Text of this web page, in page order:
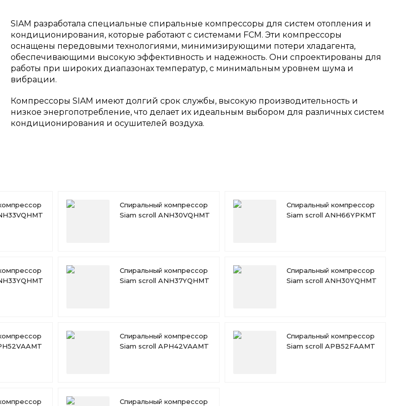
SIAM разработала специальные спиральные компрессоры для систем отопления и
кондиционирования, которые работают с системами FCM. Эти компрессоры
оснащены передовыми технологиями, минимизирующими потери хладагента,
обеспечивающими высокую эффективность и надежность. Они спроектированы для
работы при широких диапазонах температур, с минимальным уровнем шума и
вибрации.
Компрессоры SIAM имеют долгий срок службы, высокую производительность и
низкое энергопотребление, что делает их идеальным выбором для различных систем
кондиционирования и осушителей воздуха.
Спиральный компрессор
Siam scroll ANH30VQHMT
Спиральный компрессор
Siam scroll ANH66YPKMT
Спиральный компрессор
Siam scroll ANH37YQHMT
Спиральный компрессор
Siam scroll ANH30YQHMT
Спиральный компрессор
Siam scroll APH42VAAMT
Спиральный компрессор
Siam scroll APB52FAAMT
Спиральный компрессор